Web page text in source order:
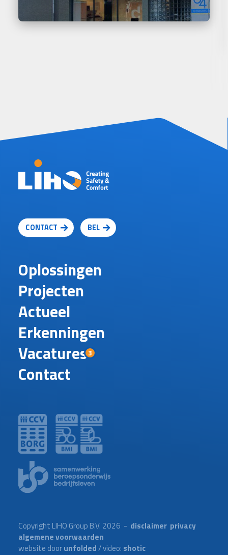
Oplossingen
Projecten
Actueel
Erkenningen
Vacatures3
Contact
CONTACT BEL
Copyright LIHO Group B.V. 2026 - disclaimer privacy
algemene voorwaarden
website doorunfolded/ video: shotic